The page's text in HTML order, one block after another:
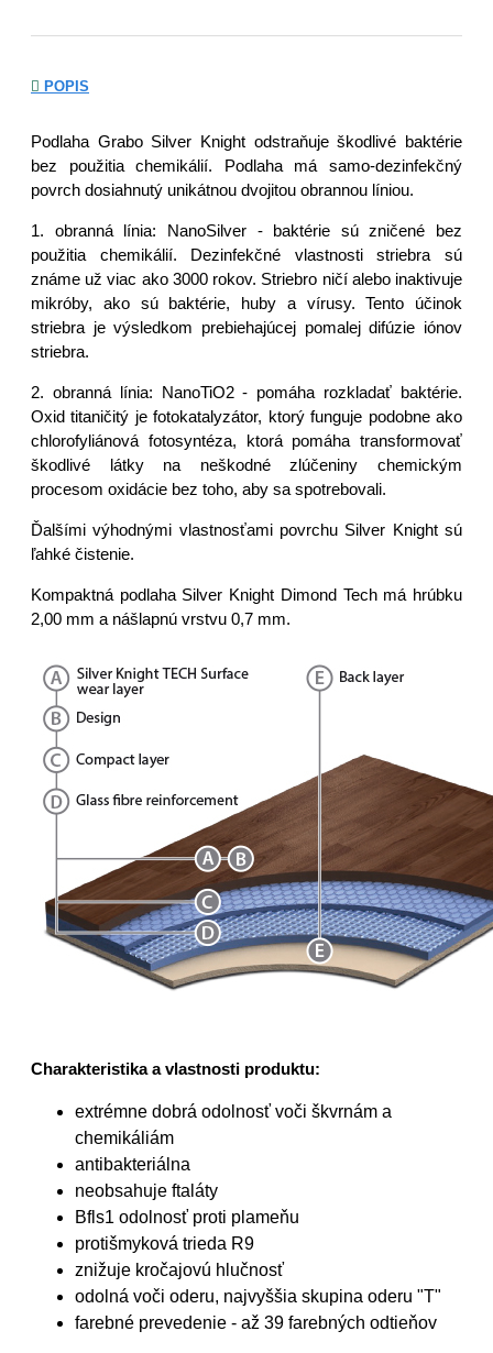
POPIS
Podlaha Grabo Silver Knight odstraňuje škodlivé baktérie
bez použitia chemikálií. Podlaha má samo-dezinfekčný
povrch dosiahnutý unikátnou dvojitou obrannou líniou.
1. obranná línia: NanoSilver - baktérie sú zničené bez
použitia chemikálií. Dezinfekčné vlastnosti striebra sú
známe už viac ako 3000 rokov. Striebro ničí alebo inaktivuje
mikróby, ako sú baktérie, huby a vírusy. Tento účinok
striebra je výsledkom prebiehajúcej pomalej difúzie iónov
striebra.
2. obranná línia: NanoTiO2 - pomáha rozkladať baktérie.
Oxid titaničitý je fotokatalyzátor, ktorý funguje podobne ako
chlorofyliánová fotosyntéza, ktorá pomáha transformovať
škodlivé látky na neškodné zlúčeniny chemickým
procesom oxidácie bez toho, aby sa spotrebovali.
Ďalšími výhodnými vlastnosťami povrchu Silver Knight sú
ľahké čistenie.
Kompaktná podlaha Silver Knight Dimond Tech má hrúbku
2,00 mm a nášlapnú vrstvu 0,7 mm.
Charakteristika a vlastnosti produktu:
extrémne dobrá odolnosť voči škvrnám a
chemikáliám
antibakteriálna
neobsahuje ftaláty
Bfls1 odolnosť proti plameňu
protišmyková trieda R9
znižuje kročajovú hlučnosť
odolná voči oderu, najvyššia skupina oderu "T"
farebné prevedenie - až 39 farebných odtieňov